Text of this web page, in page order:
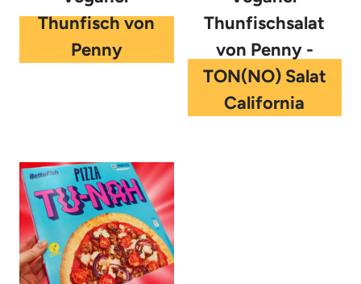
Thunfisch von
Penny
Thunfischsalat
von Penny -
TON(NO) Salat
California